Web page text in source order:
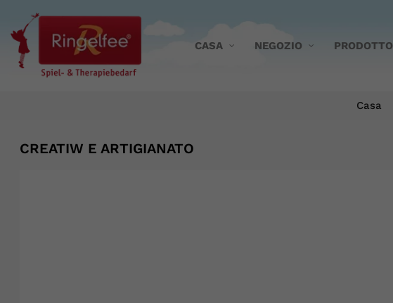
CASA NEGOZIO PRODOTTO
Casa
CREATIW E ARTIGIANATO